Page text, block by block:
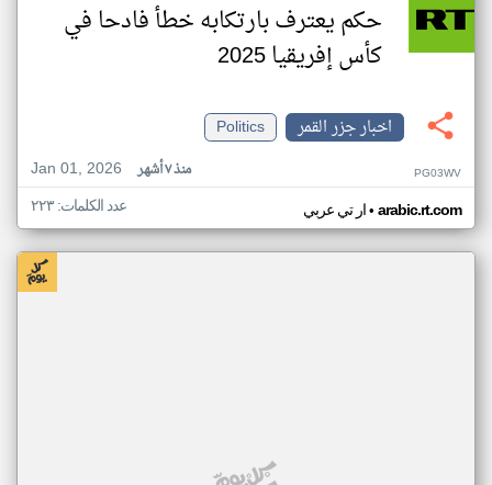
حكم يعترف بارتكابه خطأ فادحا في
كأس إفريقيا 2025
اخبار جزر القمر
Politics
Jan 01, 2026
منذ ٧ أشهر PG03WV
ار تي عربي• arabic.rt.com عدد الكلمات: ٢٢٣